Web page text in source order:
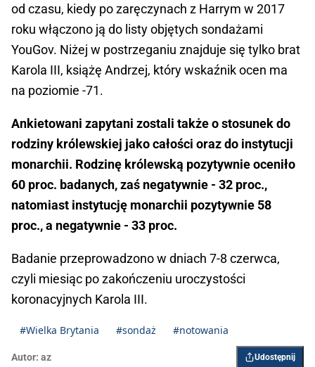
od czasu, kiedy po zaręczynach z Harrym w 2017
roku włączono ją do listy objętych sondażami
YouGov. Niżej w postrzeganiu znajduje się tylko brat
Karola III, książę Andrzej, który wskaźnik ocen ma
na poziomie -71.
Ankietowani zapytani zostali także o stosunek do
rodziny królewskiej jako całości oraz do instytucji
monarchii. Rodzinę królewską pozytywnie oceniło
60 proc. badanych, zaś negatywnie - 32 proc.,
natomiast instytucję monarchii pozytywnie 58
proc., a negatywnie - 33 proc.
Badanie przeprowadzono w dniach 7-8 czerwca,
czyli miesiąc po zakończeniu uroczystości
koronacyjnych Karola III.
#Wielka Brytania #sondaż #notowania
Autor: az Udostępnij